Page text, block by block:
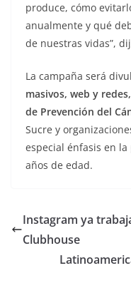
produce, cómo
anualmente y qué
de nuestras vidas”,
La campaña será
masivos, web y redes,
de Prevención del
Sucre y
especial énfasis en
años de edad.
Instagram ya
Clubhouse